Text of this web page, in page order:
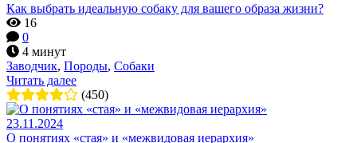
Как выбрать идеальную собаку для вашего образа жизни?
16
0
4 минут
Заводчик, Породы, Собаки
Читать далее
(450)
23.11.2024
О понятиях «стая» и «межвидовая иерархия»